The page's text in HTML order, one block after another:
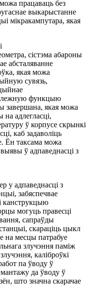
працаваць без
выкарыстанне
мікракампутара, якая
сістэма абароны
абсталяванне
якая можа
сувязь,
функцыю
завершана, якая можа
адлегласці,
ў корпусе скрынкі
каб задаволіць
Ён таксама можа
ў адпаведнасці з
у адпаведнасці з
забяспечвае
канструкцыю
могуць правесці
сапраўды
скараціць цыкл
на месцы патрабуе
злучэння паміж
каліброўкі
па ўводу ў
да ўводу ў
што значна скарачае